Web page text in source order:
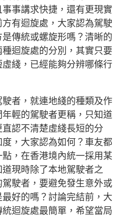
事講求快捷，還有更現實
有迴旋處，大家認為駕駛
傳統或螺旋形嗎？清晰的
迴旋處的分別，其實只要
綫，已經能夠分辨哪條行
者，就連地綫的種類及作
輕的駕駛者更稱，只知道
認不清楚虛綫長短的分
，大家認為如何？車友都
，在香港境內統一採用某
現時除了本地駕駛者之
駛者，要避免發生意外或
好的嗎？討論完結前，大
迴旋處最簡單，希望當局